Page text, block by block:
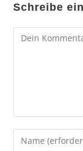
Schreibe
Kommentar
Gib